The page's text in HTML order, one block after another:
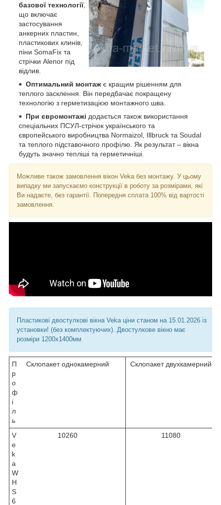
базової технології,
що включає
застосування
анкерних пластин,
пластикових клинів,
піни SomaFix та
стрічки Alenor під
відлив.
Оптимальний монтаж є кращим рішенням для
теплого засклення. Він передбачає покращену
технологію з герметизацією монтажного шва.
При євромонтажі додається також використання
спеціальних ПСУЛ-стрічок українського та
європейського виробництва Normaizol, Illbruck та Soudal
та теплого підставочного профілю. Як результат – вікна
будуть значно тепліші та герметичніші.
Можливе також замовлення вікон Veka без монтажу. У цьому
випадку ми запускаємо конструкції в роботу за розмірами, які
Ви надаєте, без гарантії. Попередня сплата 100% від вартості
замовлення.
Пластикові двостулкові вікна Veka ціни станом на 15.01.2026 із
установки! (без комплектуючих). Двостулкове вікно має
розміри 1200х1400мм
П
р
о
ф
і
л
ь
Склопакет однокамерний Склопакет двухкамерний
V
e
k
a
W
H
S
6
10260 11080